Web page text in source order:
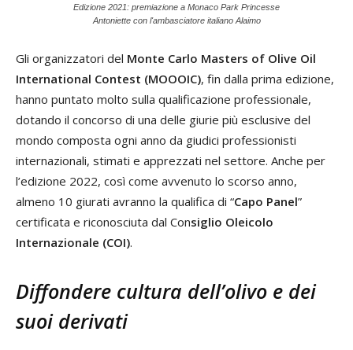
Edizione 2021: premiazione a Monaco Park Princesse
Antoniette con l'ambasciatore italiano Alaimo
Gli organizzatori del Monte Carlo Masters of Olive Oil
International Contest (MOOOIC), fin dalla prima edizione,
hanno puntato molto sulla qualificazione professionale,
dotando il concorso di una delle giurie più esclusive del
mondo composta ogni anno da giudici professionisti
internazionali, stimati e apprezzati nel settore. Anche per
l’edizione 2022, così come avvenuto lo scorso anno,
almeno 10 giurati avranno la qualifica di “Capo Panel”
certificata e riconosciuta dal Consiglio Oleicolo
Internazionale (COI).
Diffondere cultura dell’olivo e dei
suoi derivati